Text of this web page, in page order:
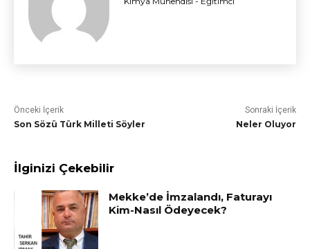
Önceki İçerik
Son Sözü Türk Milleti Söyler
Sonraki İçerik
Neler Oluyor
İlginizi Çekebilir
Mekke’de İmzalandı, Faturayı
Kim-Nasıl Ödeyecek?